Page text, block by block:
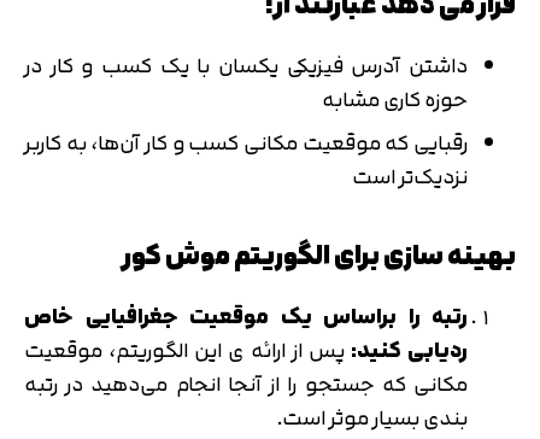
داشتن آدرس فیزیکی یکسان با یک کسب و کار در
حوزه کاری مشابه
رقبایی که موقعیت مکانی کسب و کار آن‌ها، به کاربر
نزدیک‌تر است
بهینه سازی برای الگوریتم موش کور
رتبه را براساس یک موقعیت جغرافیایی خاص
ردیابی کنید:پس از ارائه ی این الگوریتم، موقعیت
مکانی که جستجو را از آنجا انجام می‌دهید در رتبه
بندی بسیار موثر است.